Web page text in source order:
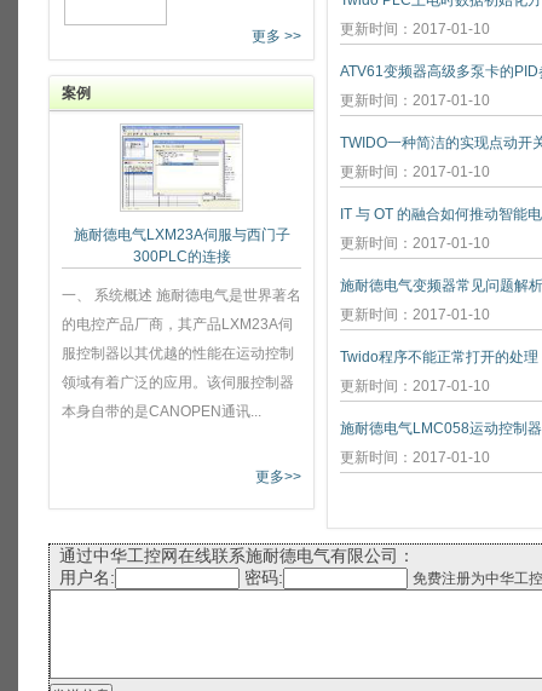
更多 >>
案例
施耐德电气LXM23A伺服与西门子
300PLC的连接
一、 系统概述 施耐德电气是世界著名
的电控产品厂商，其产品LXM23A伺
服控制器以其优越的性能在运动控制
领域有着广泛的应用。该伺服控制器
本身自带的是CANOPEN通讯...
更多>>
更新时间：2017-01-10
ATV61变频器高级多泵卡的
更新时间：2017-01-10
TWIDO一种简洁的实现点动开
更新时间：2017-01-10
IT 与 OT 的融合如何推动智能
更新时间：2017-01-10
施耐德电气变频器常见问题解析
更新时间：2017-01-10
Twido程序不能正常打开的处理
更新时间：2017-01-10
施耐德电气LMC058运动控制
更新时间：2017-01-10
通过中华工控网在线联系施耐德电气有限公司：
用户名:
密码: 免费注册为中华工